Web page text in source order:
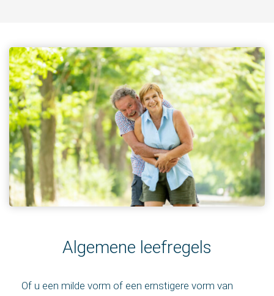
Algemene leefregels
Of u een milde vorm of een ernstigere vorm van